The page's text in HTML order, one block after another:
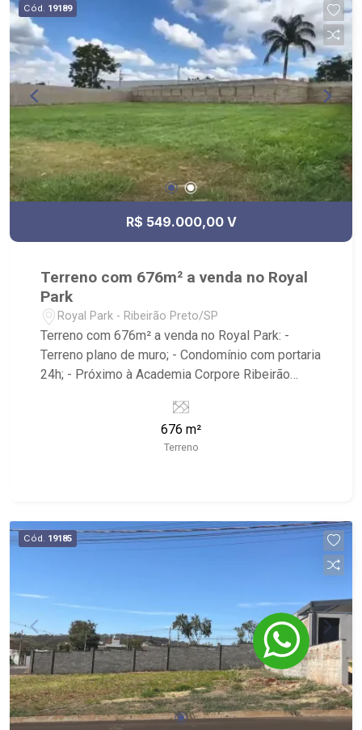
Cód. 19189
R$ 549.000,00 V
Terreno com 676m² a venda no Royal
Park
Royal Park - Ribeirão Preto/SP
Terreno com 676m² a venda no Royal Park: -
Terreno plano de muro; - Condomínio com portaria
24h; - Próximo à Academia Corpore Ribeirão
Rodovia José Fregonezi.
676 m²
Terreno
Cód. 19185